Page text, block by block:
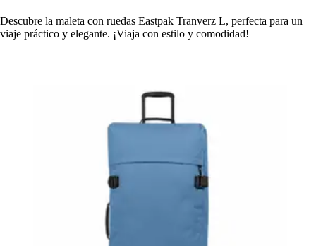
Descubre la maleta con ruedas Eastpak Tranverz L, perfecta para un
viaje práctico y elegante. ¡Viaja con estilo y comodidad!